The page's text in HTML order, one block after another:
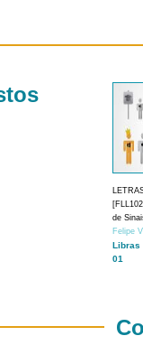
de
Felipe
Libras
01